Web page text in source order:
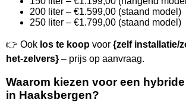
200 liter – €1.599,00 (staand model)
250 liter – €1.799,00 (staand model)
👉 Ook los te koop voor {zelf installatie/
het-zelvers} – prijs op aanvraag.
Waarom kiezen voor een
in Haaksbergen?